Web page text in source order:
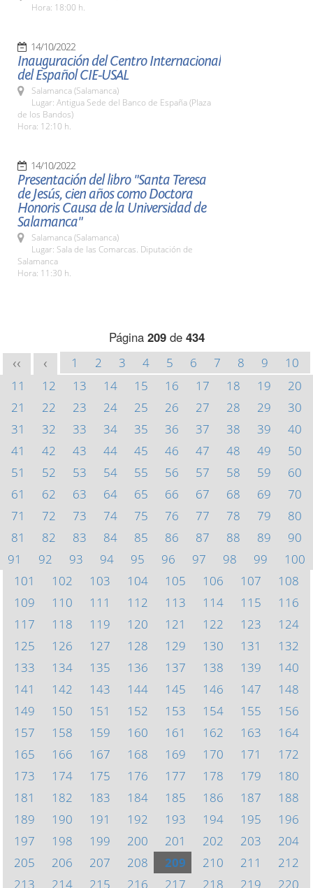
Hora: 18:00 h.
14/10/2022
Inauguración del Centro Internacional
del Español CIE-USAL
Salamanca (Salamanca)
Lugar: Antigua Sede del Banco de España (Plaza
de los Bandos)
Hora: 12:10 h.
14/10/2022
Presentación del libro "Santa Teresa
de Jesús, cien años como Doctora
Honoris Causa de la Universidad de
Salamanca"
Salamanca (Salamanca)
Lugar: Sala de las Comarcas. Diputación de
Salamanca
Hora: 11:30 h.
Página 209de 434
<< < 1 2 3 4 5 6 7 8 9
10
11
12 13 14 15 16 17 18 19
20
21
22 23 24 25 26 27 28 29
30
31
32 33 34 35 36 37 38 39
40
41
42 43 44 45 46 47 48 49
50
51
52 53 54 55 56 57 58 59
60
61
62 63 64 65 66 67 68 69
70
71
72 73 74 75 76 77 78 79
80
81
82 83 84 85 86 87 88 89
90
91
92 93 94 95 96 97 98 99
100
101
102 103 104 105 106 107
108
109
110 111 112 113 114 115
116
117
118 119 120 121 122 123
124
125
126 127 128 129 130 131
132
133
134 135 136 137 138 139
140
141
142 143 144 145 146 147
148
149
150 151 152 153 154 155
156
157
158 159 160 161 162 163
164
165
166 167 168 169 170 171
172
173
174 175 176 177 178 179
180
181
182 183 184 185 186 187
188
189
190 191 192 193 194 195
196
197
198 199 200 201 202 203
204
205
206 207 208 209 210 211
212
213
214 215 216 217 218 219 220